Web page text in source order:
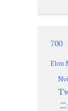
700
Elon